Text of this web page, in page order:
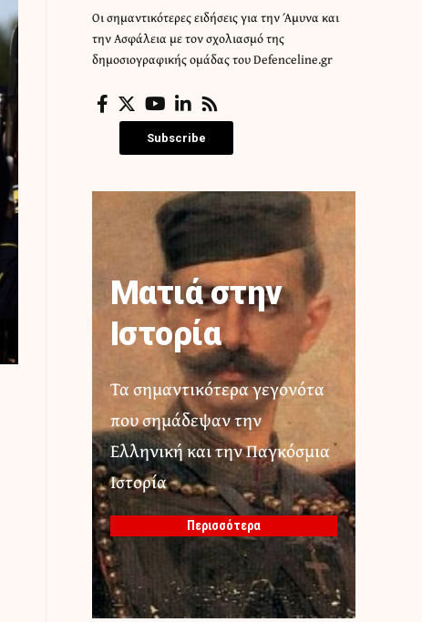
Οι σημαντικότερες ειδήσεις για την Άμυνα και
την Ασφάλεια με τον σχολιασμό της
δημοσιογραφικής ομάδας του Defenceline.gr
Subscribe
Ματιά στην
Ιστορία
Τα σημαντικότερα γεγονότα
που σημάδεψαν την
Ελληνική και την Παγκόσμια
Ιστορία
Περισσότερα